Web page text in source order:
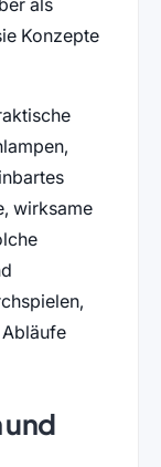
als
Konzepte
wirksame
und